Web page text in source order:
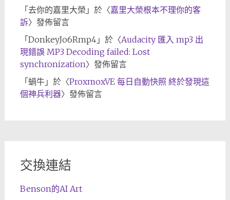
「去你的嘉里大榮 」於〈嘉里大榮根本不理你的客
訴〉發佈留言
「DonkeyJo6Rmp4」於〈Audacity 匯入 mp3 出
現錯誤 MP3 Decoding failed: Lost
synchronization〉發佈留言
「蝸牛」於〈ProxmoxVE 每日自動快照 終於發現這
個神兵利器〉發佈留言
交換連結
Benson的AI Art